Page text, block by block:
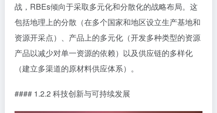
战，RBEs倾向于采取多元化和分散化的战略布局。这
包括地理上的分散（在多个国家和地区设立生产基地和
资源开采点）、产品上的多元化（开发多种类型的资源
产品以减少对单一资源的依赖）以及供应链的多样化
（建立多渠道的原材料供应体系）。
#### 1.2.2 科技创新与可持续发展